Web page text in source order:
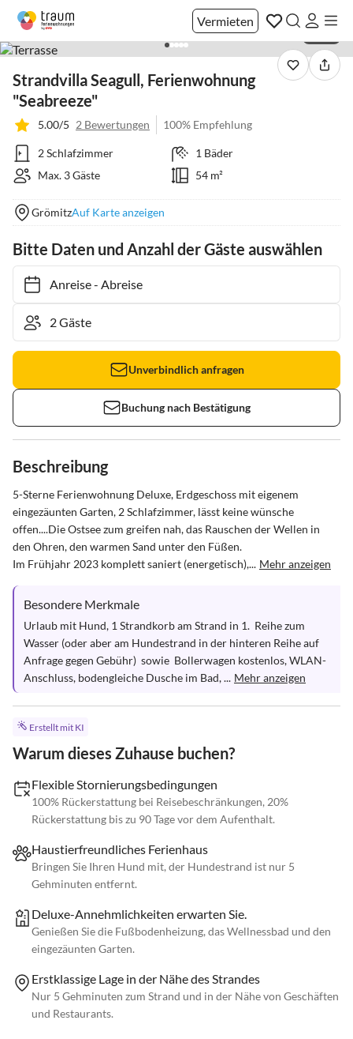
Vermieten
Strandvilla Seagull, Ferienwohnung
"Seabreeze"
5.00/5 2 Bewertungen 100% Empfehlung
2 Schlafzimmer
1 Bäder
Max. 3 Gäste
54 m²
GrömitzAuf Karte anzeigen
Bitte Daten und Anzahl der Gäste auswählen
Anreise- Abreise
Unverbindlich anfragen
Buchung nach Bestätigung
Beschreibung
5-Sterne Ferienwohnung Deluxe, Erdgeschoss mit eigenem
eingezäunten Garten, 2 Schlafzimmer, lässt keine wünsche
offen....Die Ostsee zum greifen nah, das Rauschen der Wellen in
den Ohren, den warmen Sand unter den Füßen.
Im Frühjahr 2023 komplett saniert (energetisch),... Mehr anzeigen
Besondere Merkmale
Urlaub mit Hund, 1 Strandkorb am Strand in 1.  Reihe zum
Wasser (oder aber am Hundestrand in der hinteren Reihe auf
Anfrage gegen Gebühr)  sowie  Bollerwagen kostenlos, WLAN-
Anschluss, bodengleiche Dusche im Bad, ... Mehr anzeigen
Erstellt mit KI
Warum dieses Zuhause buchen?
Flexible Stornierungsbedingungen
100% Rückerstattung bei Reisebeschränkungen, 20%
Rückerstattung bis zu 90 Tage vor dem Aufenthalt.
Haustierfreundliches Ferienhaus
Bringen Sie Ihren Hund mit, der Hundestrand ist nur 5
Gehminuten entfernt.
Deluxe-Annehmlichkeiten erwarten Sie.
Genießen Sie die Fußbodenheizung, das Wellnessbad und den
eingezäunten Garten.
Erstklassige Lage in der Nähe des Strandes
Nur 5 Gehminuten zum Strand und in der Nähe von Geschäften
und Restaurants.